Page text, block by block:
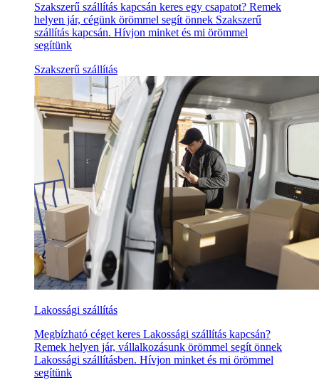
Szakszerű szállítás kapcsán keres egy csapatot? Remek
helyen jár, cégünk örömmel segít önnek Szakszerű
szállítás kapcsán. Hívjon minket és mi örömmel
segítünk
Szakszerű szállítás
Lakossági szállítás
Megbízható céget keres Lakossági szállítás kapcsán?
Remek helyen jár, vállalkozásunk örömmel segít önnek
Lakossági szállításben. Hívjon minket és mi örömmel
segítünk